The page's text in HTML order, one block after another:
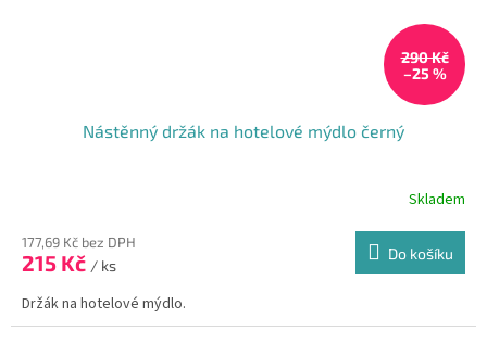
290 Kč
–25 %
Nástěnný držák na hotelové mýdlo černý
Skladem
177,69 Kč bez DPH
215 Kč / ks
Do košíku
Držák na hotelové mýdlo.